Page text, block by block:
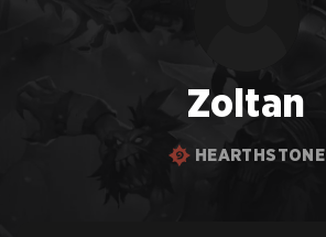
Zoltan
HEARTHSTONE